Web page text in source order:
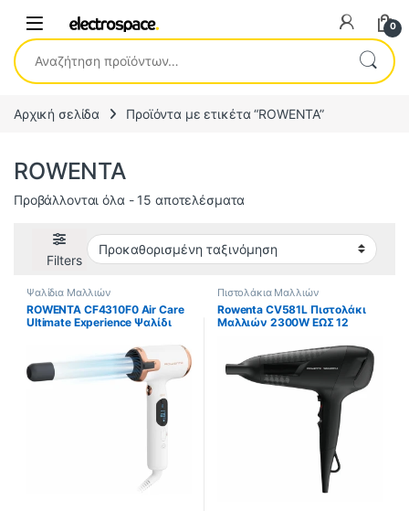
0
Αναζήτηση για:
Αρχική σελίδα Προϊόντα με ετικέτα “ROWENTA”
ROWENTA
Προβάλλονται όλα - 15 αποτελέσματα
Filters
Ψαλίδια Μαλλιών
ROWENTA CF4310F0 Air Care
Ultimate Experience Ψαλίδι
Πιστολάκια Μαλλιών
Rowenta CV581L Πιστολάκι
Μαλλιών 2300W ΕΩΣ 12